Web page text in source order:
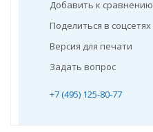
Добавить к сравнению
Поделиться в соцсетях
Версия для печати
Задать вопрос
+7 (495) 125-80-77